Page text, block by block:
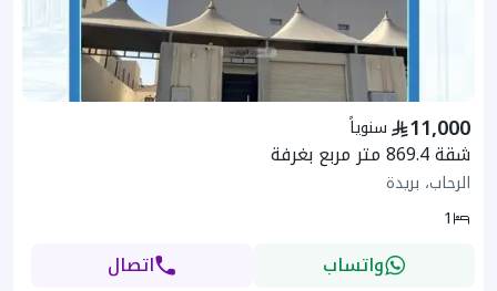
سنوياً 11,000
شقة 869.4 متر مربع بغرفة
الرحاب، بريدة
1
واتساب اتصال